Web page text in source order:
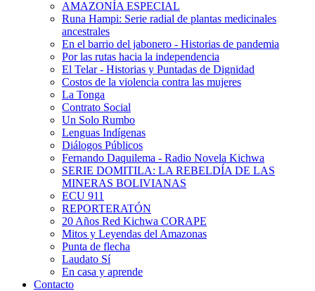
AMAZONÍA ESPECIAL
Runa Hampi: Serie radial de plantas medicinales
ancestrales
En el barrio del jabonero - Historias de pandemia
Por las rutas hacia la independencia
El Telar - Historias y Puntadas de Dignidad
Costos de la violencia contra las mujeres
La Tonga
Contrato Social
Un Solo Rumbo
Lenguas Indígenas
Diálogos Públicos
Fernando Daquilema - Radio Novela Kichwa
SERIE DOMITILA: LA REBELDÍA DE LAS
MINERAS BOLIVIANAS
ECU 911
REPORTERATÓN
20 Años Red Kichwa CORAPE
Mitos y Leyendas del Amazonas
Punta de flecha
Laudato Sí
En casa y aprende
Contacto